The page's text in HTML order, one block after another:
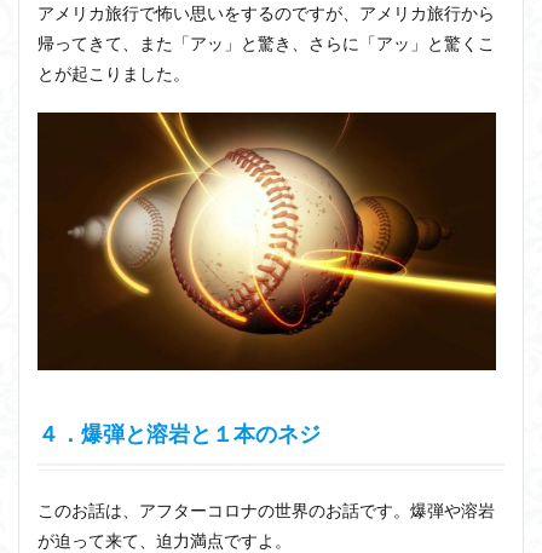
アメリカ旅行で怖い思いをするのですが、アメリカ旅行から
帰ってきて、また「アッ」と驚き、さらに「アッ」と驚くこ
とが起こりました。
４．爆弾と溶岩と１本のネジ
このお話は、アフターコロナの世界のお話です。爆弾や溶岩
が迫って来て、迫力満点ですよ。